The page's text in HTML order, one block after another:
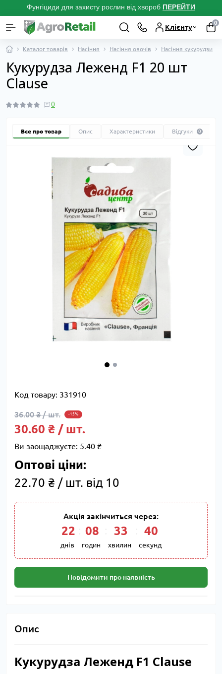
Фунгіциди для захисту рослин від хвороб ПЕРЕЙТИ
Клієнту
0
Каталог товарів Насіння Насіння овочів Насіння кукурудзи
Кукурудза Леженд F1 20 шт
Clause
0
Все про товар Опис Характеристики Відгуки 0
Код товару: 331910
36.00 ₴ / шт. -15%
30.60 ₴ / шт.
Ви заощаджуєте: 5.40 ₴
Оптові ціни:
22.70 ₴ / шт. від 10
Акція закінчиться через:
22
днів
08
годин
33
хвилин
39
секунд
Повідомити про наявність
Опис
Кукурудза Леженд F1 Clause